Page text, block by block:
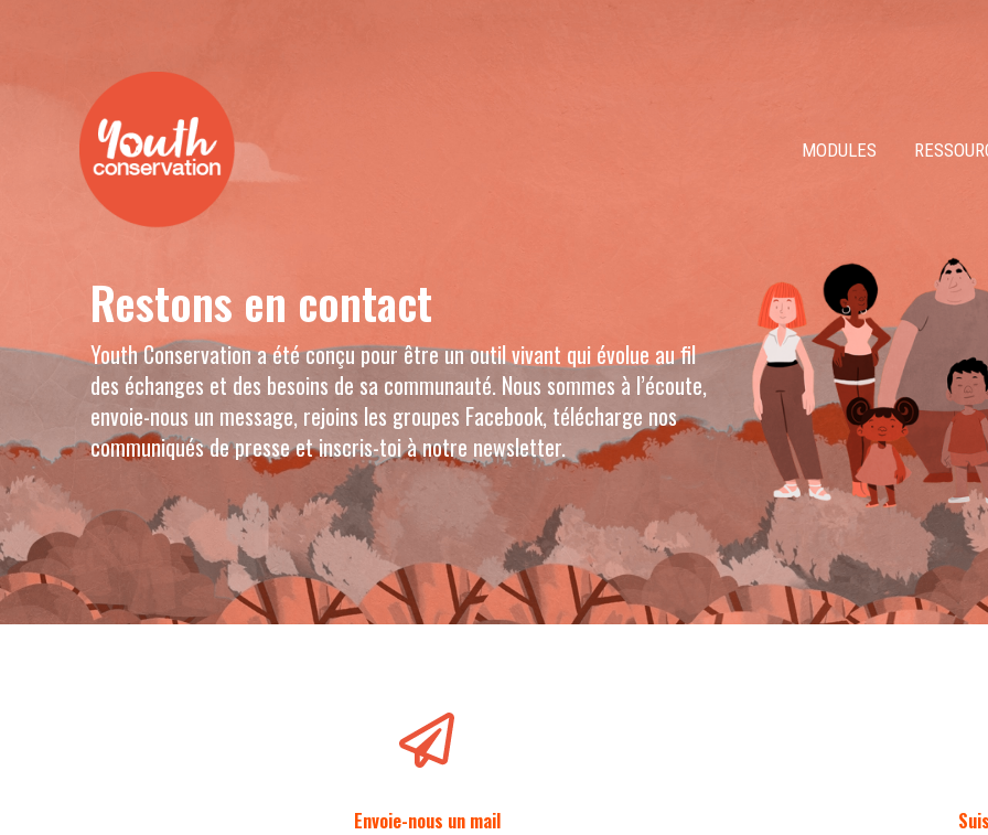
MODULES
Restons en contact
Youth Conservation a été conçu pour être un outil vivant qui évolue au fil
des échanges et des besoins de sa communauté. Nous sommes à l’écoute,
envoie-nous un message, rejoins les groupes Facebook, télécharge nos
communiqués de presse et inscris-toi à notre newsletter.
Envoie-nous un mail